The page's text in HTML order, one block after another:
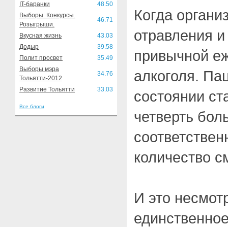
IT-баранки
48.50
Выборы. Конкурсы.
Розыгрыши.
46.71
Вкусная жизнь
43.03
Додыр
39.58
Полит просвет
35.49
Выборы мэра
Тольятти-2012
34.76
Развитие Тольятти 33.03
Все блоги
Когда
отравления
привычной
алкоголя.
состоянии
четверть
количество
И это